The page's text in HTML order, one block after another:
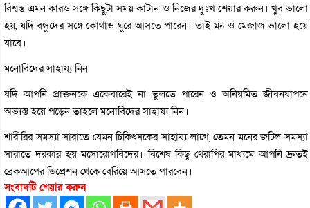
বিশ্বস্ত এমন কারও সঙ্গে কিছুটা সময় কাটান ও নিজের দুঃখ শেয়ার করুন। খুব ভালো
হয়, যদি বন্ধুদের সঙ্গে কোথাও ঘুরে আসতে পারেন। তাই মন ও মেজাজ ভালো হয়ে
যাবে।
মনোবিদের সাহায্য নিন
যদি আপনি প্রাক্তনকে একেবারেই না ভুলতে পারেন ও অনিয়মিত জীবনযাপনে
অভ্যস্ত হয়ে পড়েন তাহলে মনোবিদের সাহায্য নিন।
শারীরির সমস্যা সারাতে যেমন চিকিৎসকের সাহায্য লাগে, তেমন মনের জটিল সমস্যা
সারাতে দরকার হয় মসোরোগবিদের। বিশেষ কিছু থেরাপির মাধ্যমে আপনি দ্রুতই
ব্রেকআপের ডিপ্রেশন থেকে বেরিয়ে আসতে পারবেন।
সংবাদটি শেয়ার করুন